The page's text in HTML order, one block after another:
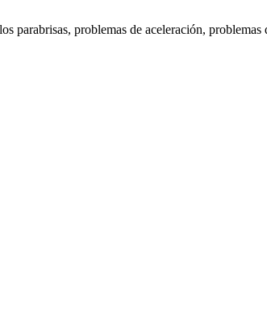
parabrisas, problemas de aceleración,